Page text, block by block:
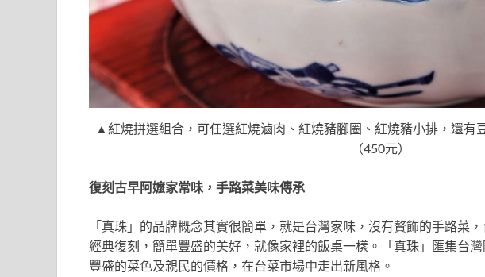
▲紅燒拼選組合，可任選紅燒滷肉、紅燒豬腳圈、紅燒豬小排，還有
（450元）
復刻古早阿嬤家常味，手路菜美味傳承
「真珠」的品牌概念其實很簡單，就是台灣家味，沒有贅飾的手路菜
經典復刻，簡單豐盛的美好，就像家裡的飯桌一樣。「真珠」匯集台
豐盛的菜色及親民的價格，在台菜市場中走出新風格。